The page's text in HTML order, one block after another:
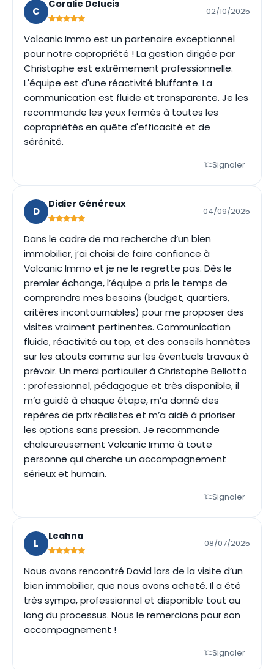
C
Coralie Delucis
02/10/2025
Volcanic Immo est un partenaire exceptionnel
pour notre copropriété ! La gestion dirigée par
Christophe est extrêmement professionnelle.
L'équipe est d'une réactivité bluffante. La
communication est fluide et transparente. Je les
recommande les yeux fermés à toutes les
copropriétés en quête d'efficacité et de
sérénité.
Signaler
D
Didier Généreux
04/09/2025
Dans le cadre de ma recherche d’un bien
immobilier, j’ai choisi de faire confiance à
Volcanic Immo et je ne le regrette pas. Dès le
premier échange, l’équipe a pris le temps de
comprendre mes besoins (budget, quartiers,
critères incontournables) pour me proposer des
visites vraiment pertinentes. Communication
fluide, réactivité au top, et des conseils honnêtes
sur les atouts comme sur les éventuels travaux à
prévoir. Un merci particulier à Christophe Bellotto
: professionnel, pédagogue et très disponible, il
m’a guidé à chaque étape, m’a donné des
repères de prix réalistes et m’a aidé à prioriser
les options sans pression. Je recommande
chaleureusement Volcanic Immo à toute
personne qui cherche un accompagnement
sérieux et humain.
Signaler
L
Leahna
08/07/2025
Nous avons rencontré David lors de la visite d’un
bien immobilier, que nous avons acheté. Il a été
très sympa, professionnel et disponible tout au
long du processus. Nous le remercions pour son
accompagnement !
Signaler